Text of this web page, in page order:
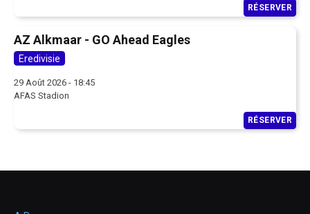
RÉSERVER
AZ Alkmaar - GO Ahead Eagles
Eredivisie
29 Août 2026 - 18:45
AFAS Stadion
RÉSERVER